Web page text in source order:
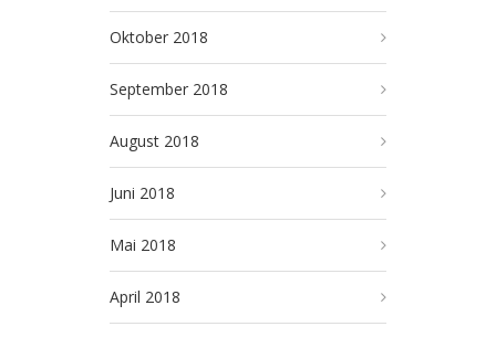
Oktober 2018
September 2018
August 2018
Juni 2018
Mai 2018
April 2018